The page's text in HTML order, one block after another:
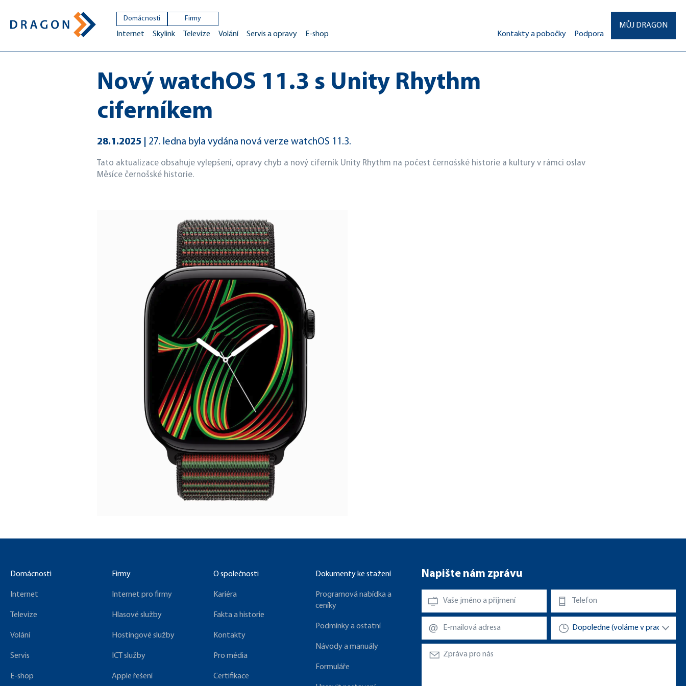
Domácnosti
Internet Skylink Televize Volání Servis a opravy E-shop
Firmy
MŮJ DRAGON
Kontakty a pobočky
Podpora
Nový watchOS 11.3 s Unity Rhythm
ciferníkem
28.1.2025 27. ledna byla vydána nová verze watchOS 11.3.
Tato aktualizace obsahuje vylepšení, opravy chyb a nový ciferník Unity Rhythm na počest černošské historie a kultury v rámci oslav
Měsíce černošské historie.
Napište nám zprávu
Domácnosti
Internet
Televize
Volání
Servis
E-shop
Firmy
Internet pro firmy
Hlasové služby
Hostingové služby
ICT služby
Apple řešení
O společnosti
Kariéra
Fakta a historie
Kontakty
Pro média
Certifikace
Dokumenty ke stažení
Programová nabídka a
ceníky
Podmínky a ostatní
Návody a manuály
Formuláře